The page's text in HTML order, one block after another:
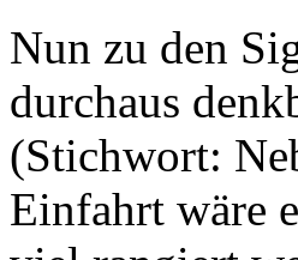
Nun zu den
durchaus
(Stichwort:
Einfahrt wäre